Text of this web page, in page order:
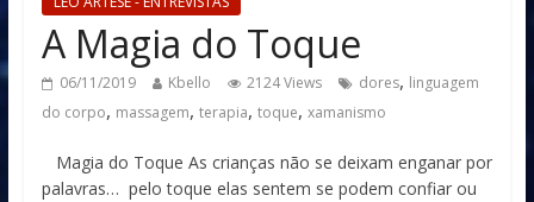
A Magia do Toque
06/11/2019 Kbello 2124 Views dores, linguagem
do corpo, massagem, terapia, toque, xamanismo
Magia do Toque As crianças não se deixam enganar por
palavras… pelo toque elas sentem se podem confiar ou